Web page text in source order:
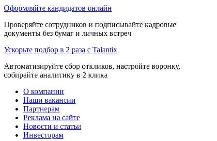
Оформляйте кандидатов онлайн
Проверяйте сотрудников и подписывайте кадровые
документы без бумаг и личных встреч
Ускорьте подбор в 2 раза с Talantix
Автоматизируйте сбор откликов, настройте воронку,
собирайте аналитику в 2 клика
О компании
Наши вакансии
Партнерам
Реклама на сайте
Новости и статьи
Инвесторам